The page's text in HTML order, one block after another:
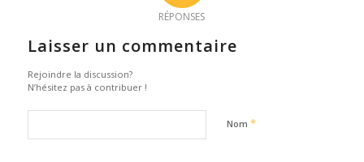
RÉPONSES
Laisser un commentaire
Rejoindre la discussion?
N’hésitez pas à contribuer !
Nom *